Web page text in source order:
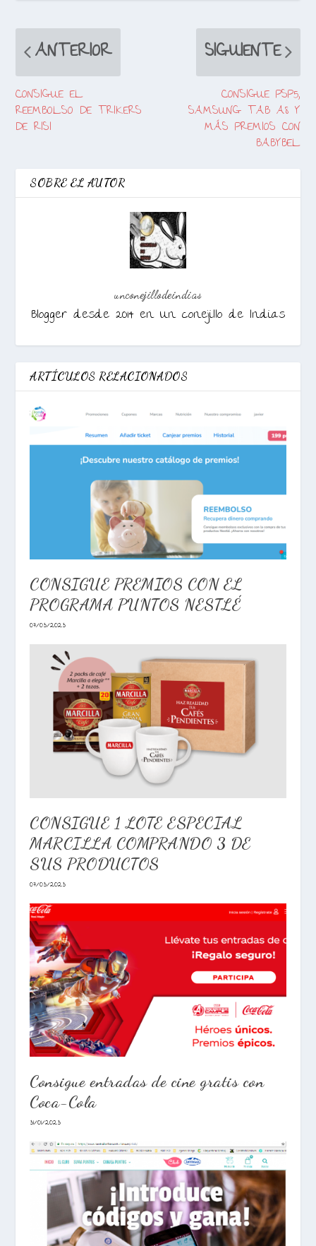
ANTERIOR
CONSIGUE EL
REEMBOLSO DE TRIKERS
DE RISI
SIGUIENTE
CONSIGUE PSP5,
SAMSUNG TAB A8 Y
MÁS PREMIOS CON
BABYBEL
SOBRE EL AUTOR
unconejillodeindias
Blogger desde 2014 en Un conejillo de Indias
ARTÍCULOS RELACIONADOS
CONSIGUE PREMIOS CON EL
PROGRAMA PUNTOS NESTLÉ
07/03/2023
CONSIGUE 1 LOTE ESPECIAL
MARCILLA COMPRANDO 3 DE
SUS PRODUCTOS
07/03/2023
Consigue entradas de cine gratis con
Coca-Cola
31/01/2023